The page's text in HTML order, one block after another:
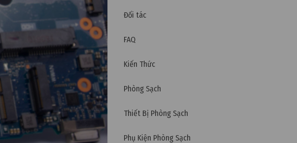
Đối tác
FAQ
Kiến Thức
Phòng Sạch
Thiết Bị Phòng Sạch
Phụ Kiện Phòng Sạch